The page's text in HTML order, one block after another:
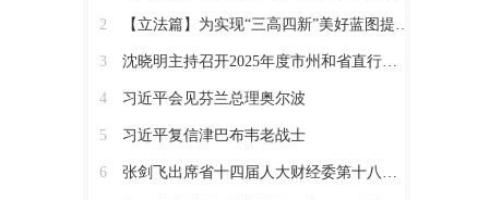
2 【立法篇】为实现“三高四新”美好蓝图提供坚实法治保障
3 沈晓明主持召开2025年度市州和省直行业系统党（工）委书记抓基层党建工作述职评议会议
4 习近平会见芬兰总理奥尔波
5 习近平复信津巴布韦老战士
6 张剑飞出席省十四届人大财经委第十八次全体会议